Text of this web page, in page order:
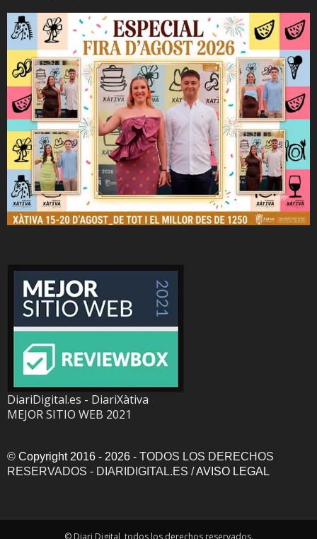
DiariDigital.es - DiariXàtiva
MEJOR SITIO WEB 2021
© Copyright 2016 - 2026 - TODOS LOS DERECHOS
RESERVADOS - DIARIDIGITAL.ES /AVISO LEGAL